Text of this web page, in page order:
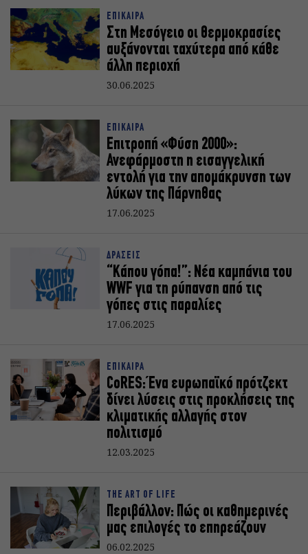
ΕΠΙΚΑΙΡΑ
Στη Μεσόγειο οι θερμοκρασίες
αυξάνονται ταχύτερα από κάθε
άλλη περιοχή
30.06.2025
ΕΠΙΚΑΙΡΑ
Επιτροπή «Φύση 2000»:
Ανεφάρμοστη η εισαγγελική
εντολή για την απομάκρυνση των
λύκων της Πάρνηθας
17.06.2025
ΔΡΑΣΕΙΣ
“Κάπου γόπα!”: Νέα καμπάνια του
WWF για τη ρύπανση από τις
γόπες στις παραλίες
17.06.2025
ΕΠΙΚΑΙΡΑ
CoRES: Ένα ευρωπαϊκό πρότζεκτ
δίνει λύσεις στις προκλήσεις της
κλιματικής αλλαγής στον
πολιτισμό
12.03.2025
THE ART OF LIFE
Περιβάλλον: Πώς οι καθημερινές
μας επιλογές το επηρεάζουν
06.02.2025